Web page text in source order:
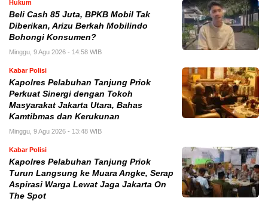
Hukum
‎Beli Cash 85 Juta, BPKB Mobil Tak
Diberikan, Arizu Berkah Mobilindo
Bohongi Konsumen?
Minggu, 9 Agu 2026 - 14:58 WIB
Kabar Polisi
Kapolres Pelabuhan Tanjung Priok
Perkuat Sinergi dengan Tokoh
Masyarakat Jakarta Utara, Bahas
Kamtibmas dan Kerukunan
Minggu, 9 Agu 2026 - 13:48 WIB
Kabar Polisi
Kapolres Pelabuhan Tanjung Priok
Turun Langsung ke Muara Angke, Serap
Aspirasi Warga Lewat Jaga Jakarta On
The Spot